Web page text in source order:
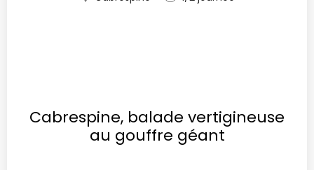
Cabrespine, balade vertigineuse
au gouffre géant